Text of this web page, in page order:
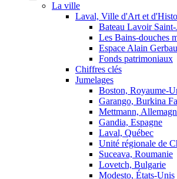
La ville
Laval, Ville d'Art et
Bateau Lavoir Saint-
Les Bains-douches
Espace Alain
Fonds patrimoniaux
Chiffres clés
Jumelages
Boston, Royaume-
Garango, Burkina
Mettmann,
Gandia, Espagne
Laval, Québec
Unité régionale de
Suceava, Roumanie
Lovetch, Bulgarie
Modesto, États-Unis